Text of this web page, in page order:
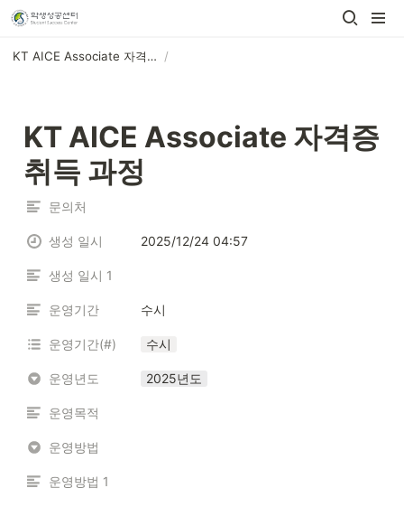
KT AICE Associate 자격증 취득 과정 /
KT AICE Associate 자격증
취득 과정
문의처
생성 일시 2025/12/24 04:57
생성 일시 1
운영기간 수시
운영기간(#) 수시
운영년도 2025년도
운영목적
운영방법
운영방법 1